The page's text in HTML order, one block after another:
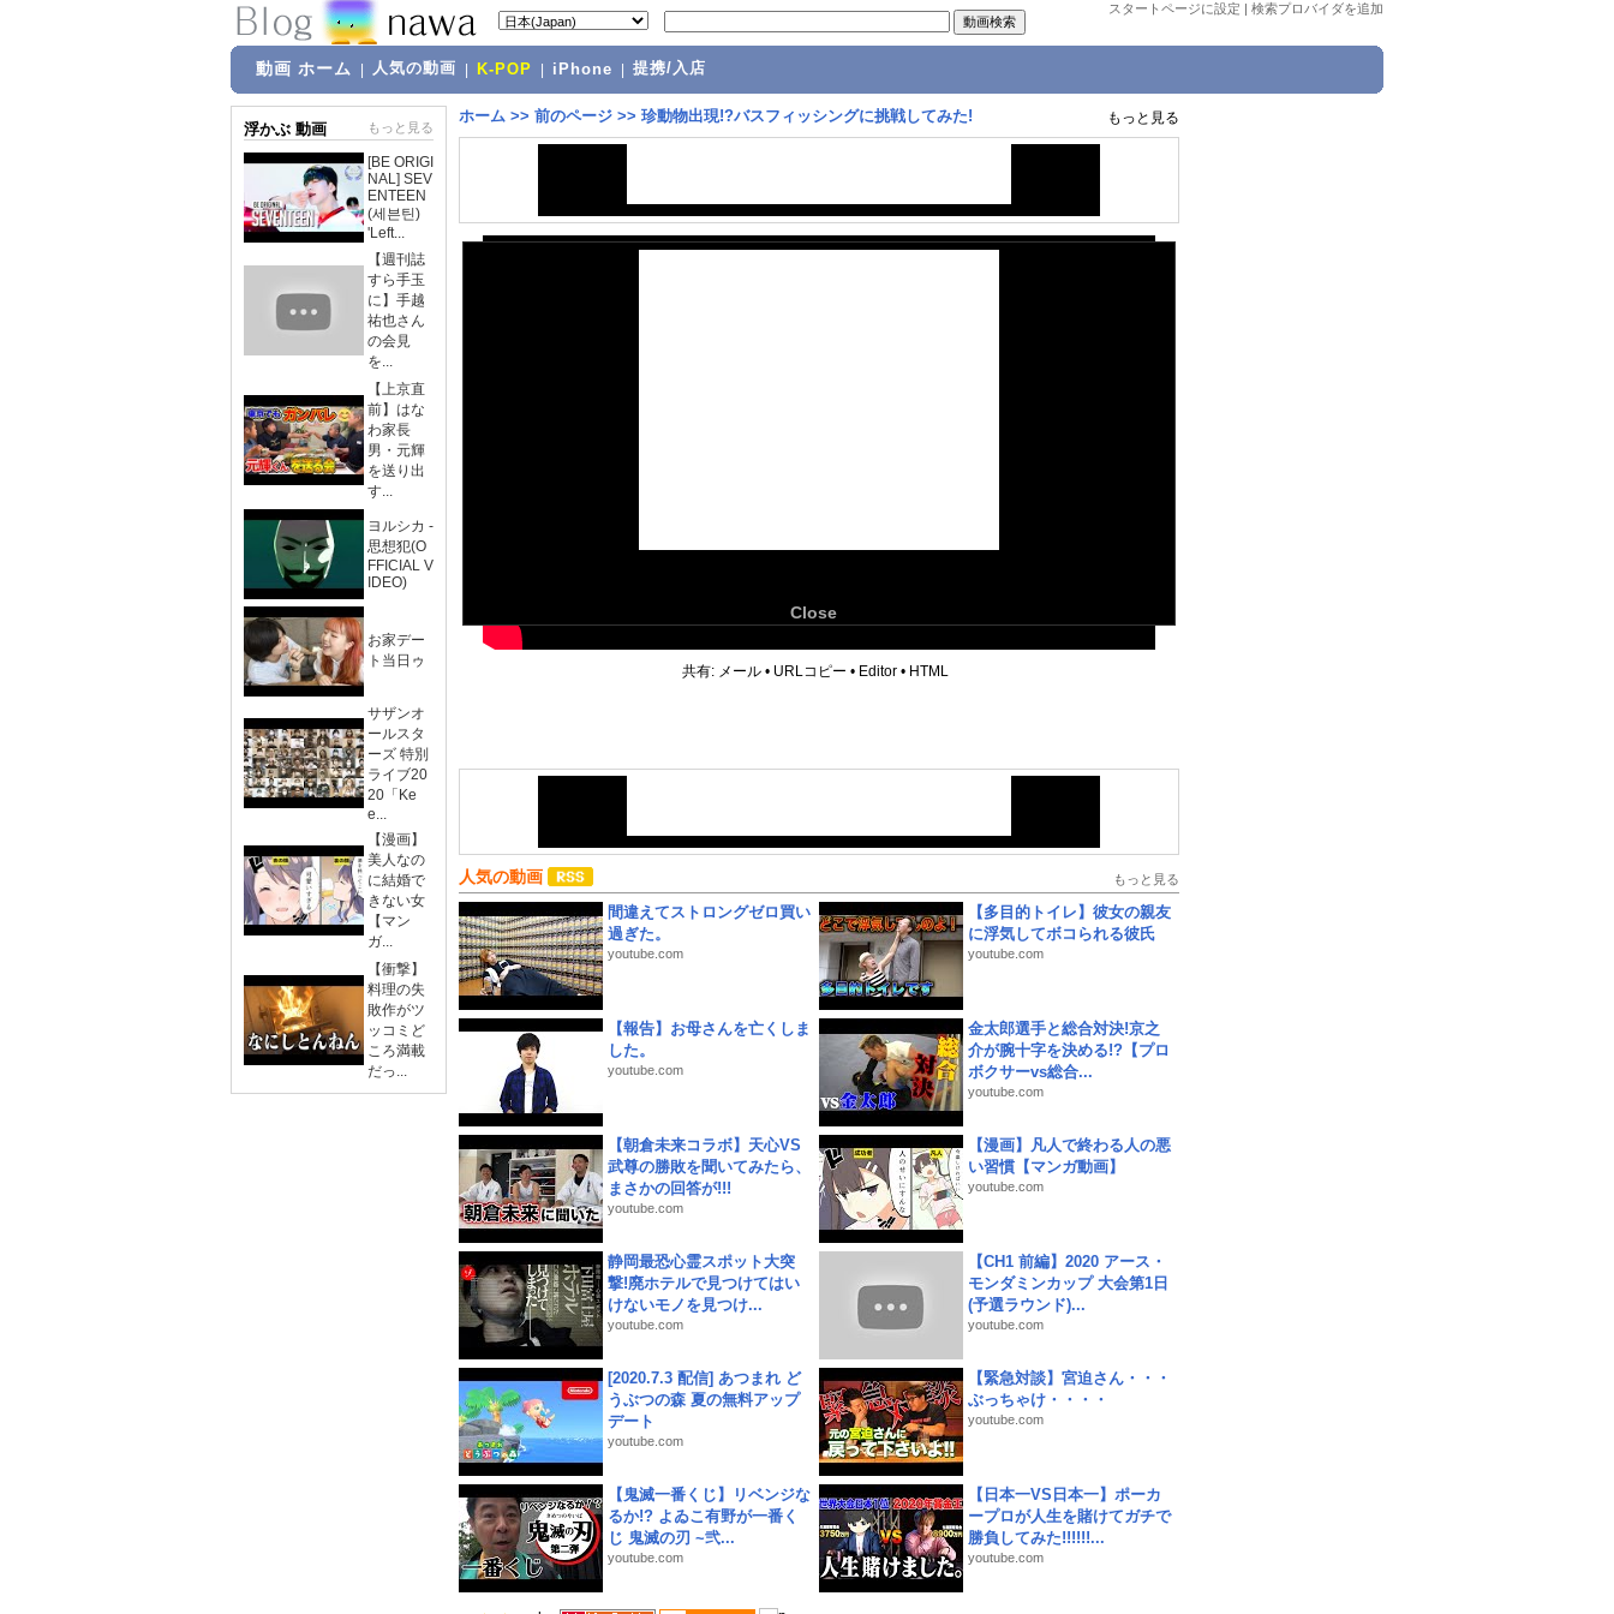
スタートページに設定 | 検索プロバイダを追加
動画 ホーム 人気の動画 K-POP iPhone 提携/入店
浮かぶ 動画 もっと見る
[BE ORIGI
NAL] SEV
ENTEEN
(세븐틴)
'Left...
【週刊誌
すら手玉
に】手越
祐也さん
の会見
を...
【上京直
前】はな
わ家長
男・元輝
を送り出
す...
ヨルシカ -
思想犯(O
FFICIAL V
IDEO)
お家デー
ト当日ゥ
サザンオ
ールスタ
ーズ 特別
ライブ20
20「Ke
e...
【漫画】
美人なの
に結婚で
きない女
【マン
ガ...
【衝撃】
料理の失
敗作がツ
ッコミど
ころ満載
だっ...
ホーム >> 前のページ >> 珍動物出現!?バスフィッシングに挑戦してみた! もっと見る
Close
共有: メール • URLコピー • Editor • HTML
人気の動画 もっと見る
間違えてストロングゼロ買い
過ぎた。
youtube.com
【多目的トイレ】彼女の親友
に浮気してボコられる彼氏
youtube.com
【報告】お母さんを亡くしま
した。
youtube.com
金太郎選手と総合対決!京之
介が腕十字を決める!?【プロ
ボクサーvs総合...
youtube.com
【朝倉未来コラボ】天心VS
武尊の勝敗を聞いてみたら、
まさかの回答が!!!
youtube.com
【漫画】凡人で終わる人の悪
い習慣【マンガ動画】
youtube.com
静岡最恐心霊スポット大突
撃!廃ホテルで見つけてはい
けないモノを見つけ...
youtube.com
【CH1 前編】2020 アース・
モンダミンカップ 大会第1日
(予選ラウンド)...
youtube.com
[2020.7.3 配信] あつまれ ど
うぶつの森 夏の無料アップ
デート
youtube.com
【緊急対談】宮迫さん・・・
ぶっちゃけ・・・・
youtube.com
【鬼滅一番くじ】リベンジな
るか!? よゐこ有野が一番く
じ 鬼滅の刃 ~弐...
youtube.com
【日本一VS日本一】ポーカ
ープロが人生を賭けてガチで
勝負してみた!!!!!!...
youtube.com